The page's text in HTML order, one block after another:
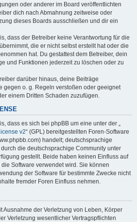
oder anderer im Board veröffentlichten
dich nach Abmahnung zeitweise oder
dieses Boards ausschließen und dir ein
dass der Betreiber keine Verantwortung für die
die er nicht selbst erstellt hat oder die
hat. Du gestattest dem Betreiber, dein
und Funktionen jederzeit zu löschen oder zu
darüber hinaus, deine Beiträge
gegen o. g. Regeln verstoßen oder geeignet
einem Dritten Schaden zuzufügen.
dass es sich bei phpBB um eine unter der „
v2“ (GPL) bereitgestellten Foren-Software
handelt; deutschsprachige
die deutschsprachige Community unter
gestellt. Beide haben keinen Einfluss auf
Software verwendet wird. Sie können
der Software für bestimmte Zwecke nicht
fremder Foren Einfluss nehmen.
Ausnahme der Verletzung von Leben, Körper
Verletzung wesentlicher Vertragspflichten